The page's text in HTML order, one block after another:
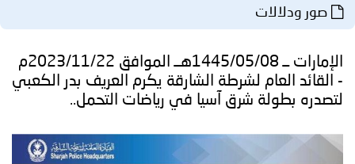
المجلس
مؤتمرات
وجهود
صور ودلالات
الإمارات ــ 1445/05/08هــ الموافق 2023/11/22م
- القائد العام لشرطة الشارقة يكرم العريف بدر الكعبي
لتصدره بطولة شرق آسيا في رياضات التحمل..